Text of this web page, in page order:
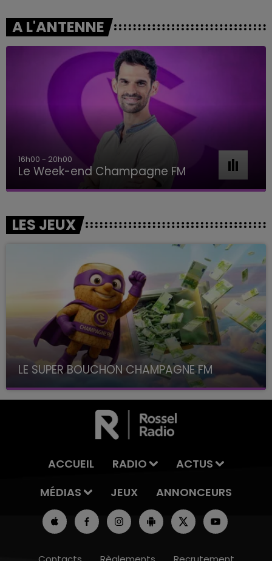
A L'ANTENNE
16h00 - 20h00
Le Week-end Champagne FM
LES JEUX
LE SUPER BOUCHON CHAMPAGNE FM
avec La Famille Champagne FM, à 8H10
ACCUEIL RADIO
ACTUS
MÉDIAS
JEUX ANNONCEURS